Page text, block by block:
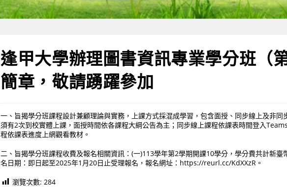
逢甲大學辦理圖書資訊專業學分班（第
簡章，敬請踴躍參加
一、旨揭學分班課程設計兼顧理論與實務，上課方式採混成學習，包含面授、同步線上及非同
須有2次到校實體上課，面授時間依各課程大綱公告為主；同步線上課程依課表時間登入
程依課表進度上網觀看教材。
二、旨揭學分班課程收費及報名相關資訊：(一)113學年第2學期開課10學分，學分費共計新臺
名日期：即日起至2025年1月20日止受理報名，報名網址：https://reurl.cc/KdXXzR。
瀏覽次數: 284